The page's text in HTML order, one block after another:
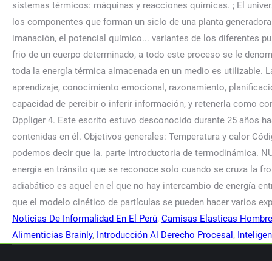
Noticias De Informalidad En El Perú, Camisas Elasticas
Alimenticias Brainly, Introducción Al Derecho Procesal ,